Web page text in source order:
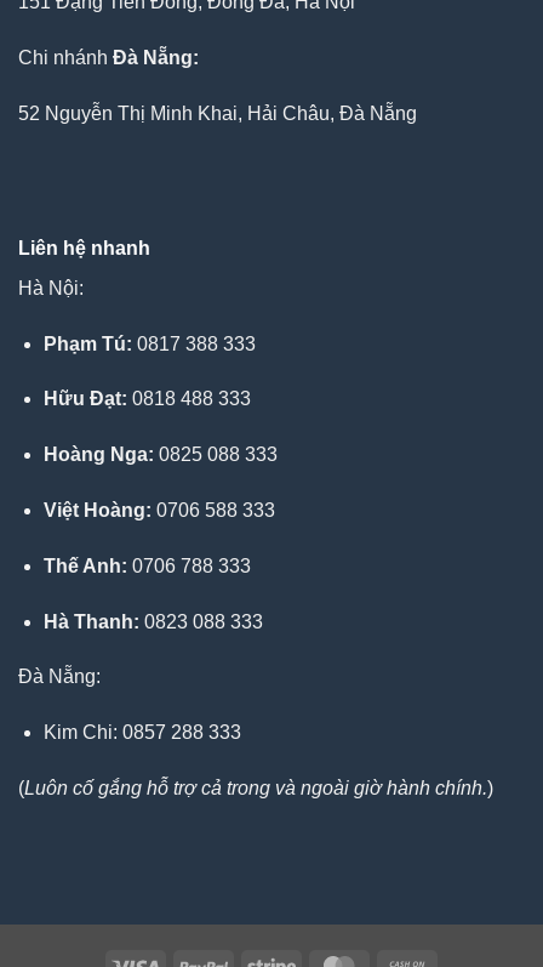
Chi nhánh Đà Nẵng:
52 Nguyễn Thị Minh Khai, Hải Châu, Đà Nẵng
Liên hệ nhanh
Hà Nội:
Phạm Tú: 0817 388 333
Hữu Đạt: 0818 488 333
Hoàng Nga: 0825 088 333
Việt Hoàng: 0706 588 333
Thế Anh: 0706 788 333
Hà Thanh: 0823 088 333
Đà Nẵng:
Kim Chi: 0857 288 333
(Luôn cố gắng hỗ trợ cả trong và ngoài giờ hành chính.)